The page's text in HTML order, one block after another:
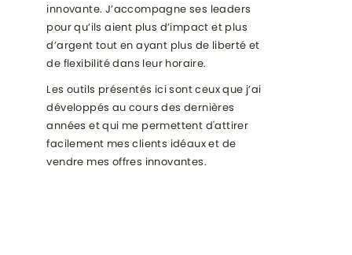
innovante. J’accompagne ses leaders
pour qu’ils aient plus d’impact et plus
d’argent tout en ayant plus de liberté et
de flexibilité dans leur horaire.
Les outils présentés ici sont ceux que j’ai
développés au cours des dernières
années et qui me permettent d'attirer
facilement mes clients idéaux et de
vendre mes offres innovantes.